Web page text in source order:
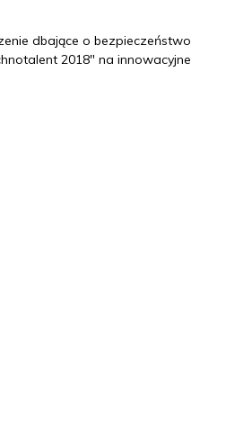
dbające o bezpieczeństwo
2018" na innowacyjne